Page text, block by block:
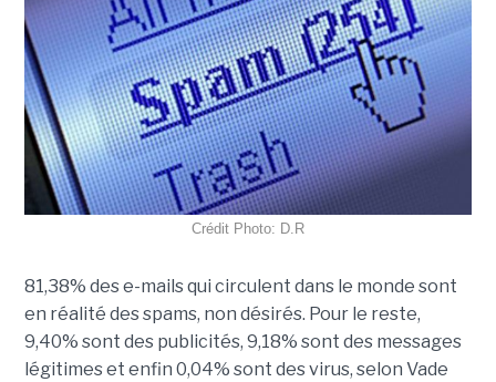
Crédit Photo: D.R
81,38% des e-mails qui circulent dans le monde sont
en réalité des spams, non désirés. Pour le reste,
9,40% sont des publicités, 9,18% sont des messages
légitimes et enfin 0,04% sont des virus, selon Vade